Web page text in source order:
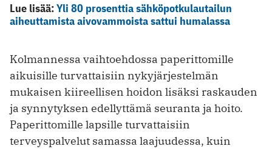
Lue lisää:Yli 80 prosenttia sähköpotkulautailun
aiheuttamista aivovammoista sattui humalassa
Kolmannessa vaihtoehdossa paperittomille
aikuisille turvattaisiin nykyjärjestelmän
mukaisen kiireellisen hoidon lisäksi raskauden
ja synnytyksen edellyttämä seuranta ja hoito.
Paperittomille lapsille turvattaisiin
terveyspalvelut samassa laajuudessa, kuin